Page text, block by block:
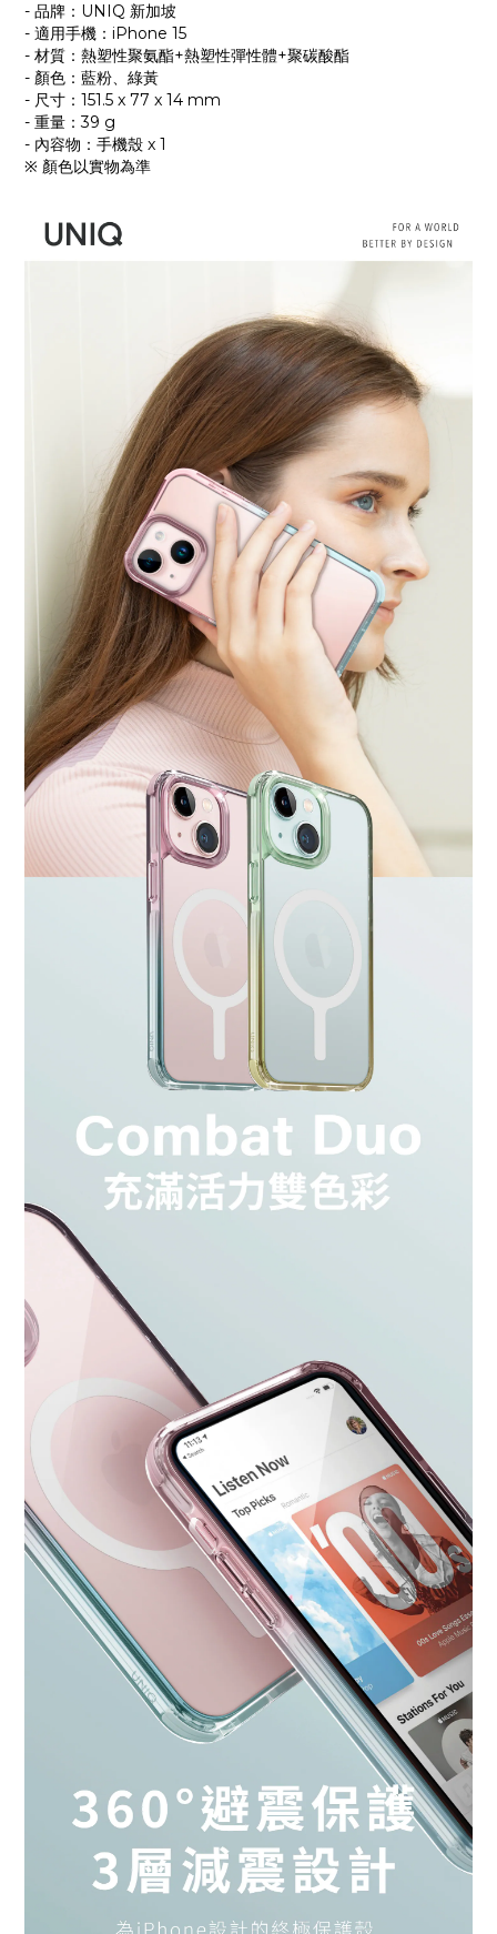
- 品牌：UNIQ 新加坡
- 適用手機：iPhone 15
- 材質：熱塑性聚氨酯+熱塑性彈性體+聚碳酸酯
- 顏色：藍粉、綠黃
- 尺寸：151.5 x 77 x 14 mm
- 重量：39 g
- 內容物：手機殼 x 1
※ 顏色以實物為準